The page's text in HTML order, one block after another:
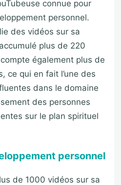
connue pour
personnel.
des vidéos sur sa
plus de 220
également plus de
ce qui en fait l’une des
dans le domaine
des personnes
sur le plan spirituel
personnel
de 1000 vidéos sur sa